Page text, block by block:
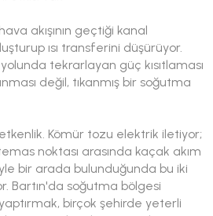
akışının geçtiği kanal
ısı transferini düşürüyor.
tekrarlayan güç kısıtlaması
değil, tıkanmış bir soğutma
Kömür tozu elektrik iletiyor;
noktası arasında kaçak akım
bir arada bulunduğunda bu iki
Bartın'da soğutma bölgesi
birçok şehirde yeterli